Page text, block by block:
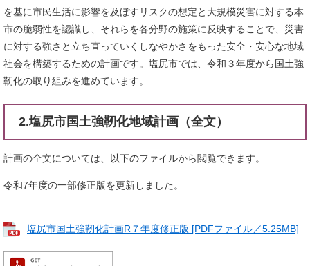
を基に市民生活に影響を及ぼすリスクの想定と大規模災害に対する本
市の脆弱性を認識し、それらを各分野の施策に反映することで、災害
に対する強さと立ち直っていくしなやかさをもった安全・安心な地域
社会を構築するための計画です。塩尻市では、令和３年度から国土強
靭化の取り組みを進めています。
2.塩尻市国土強靭化地域計画（全文）
計画の全文については、以下のファイルから閲覧できます。
令和7年度の一部修正版を更新しました。
塩尻市国土強靭化計画R７年度修正版 [PDFファイル／5.25MB]